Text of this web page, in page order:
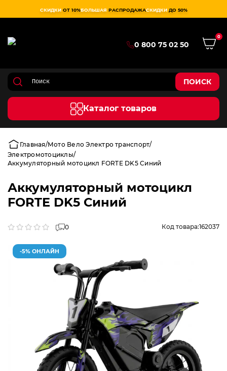
СКИДКИ ОТ 10%БОЛЬШАЯ РАСПРОДАЖАСКИДКИ ДО 50%
0 800 75 02 50
0
ПОИСК
Каталог товаров
Главная Мото Вело Электро транспорт
Электромотоциклы
Аккумуляторный мотоцикл FORTE DK5 Синий
Аккумуляторный мотоцикл
FORTE DK5 Синий
0 Код товара:162037
-5% ОНЛАЙН